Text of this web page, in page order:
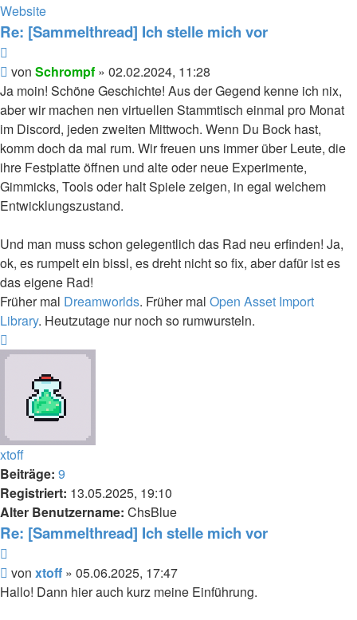
von
Schrompf
Website
Re: [Sammelthread] Ich stelle mich vor
Beitrag
von Schrompf » 02.02.2024, 11:28
Ja moin! Schöne Geschichte! Aus der Gegend kenne ich nix,
aber wir machen nen virtuellen Stammtisch einmal pro Monat
im Discord, jeden zweiten Mittwoch. Wenn Du Bock hast,
komm doch da mal rum. Wir freuen uns immer über Leute, die
ihre Festplatte öffnen und alte oder neue Experimente,
Gimmicks, Tools oder halt Spiele zeigen, in egal welchem
Entwicklungszustand.
Und man muss schon gelegentlich das Rad neu erfinden! Ja,
ok, es rumpelt ein bissl, es dreht nicht so fix, aber dafür ist es
das eigene Rad!
Früher mal Dreamworlds. Früher mal Open Asset Import
Library. Heutzutage nur noch so rumwursteln.
oben
xtoff
Beiträge: 9
Registriert: 13.05.2025, 19:10
Alter Benutzername: ChsBlue
Re: [Sammelthread] Ich stelle mich vor
Beitrag
von xtoff » 05.06.2025, 17:47
Hallo! Dann hier auch kurz meine Einführung.